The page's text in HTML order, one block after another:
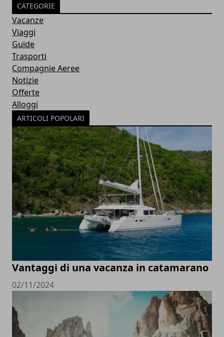
CATEGORIE
Vacanze
Viaggi
Guide
Trasporti
Compagnie Aeree
Notizie
Offerte
Alloggi
ARTICOLI POPOLARI
Vantaggi di una vacanza in catamarano
02/11/2024